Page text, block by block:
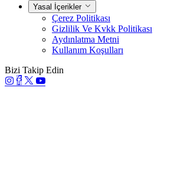
Yasal İçerikler
Çerez Politikası
Gizlilik Ve Kvkk Politikası
Aydınlatma Metni
Kullanım Koşulları
Bizi Takip Edin